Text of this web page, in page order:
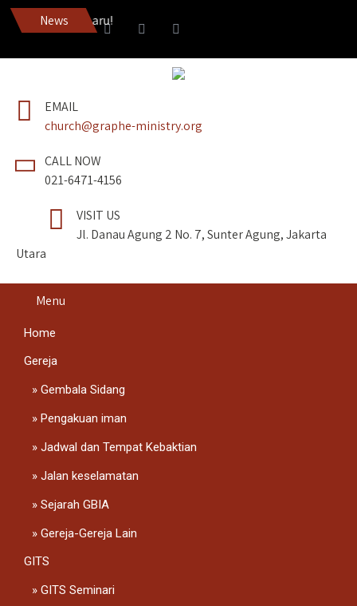
News
EMAIL
church@graphe-ministry.org
CALL NOW
021-6471-4156
VISIT US
Jl. Danau Agung 2 No. 7, Sunter Agung, Jakarta
Utara
Menu
Home
Gereja
Gembala Sidang
Pengakuan iman
Jadwal dan Tempat Kebaktian
Jalan keselamatan
Sejarah GBIA
Gereja-Gereja Lain
GITS
GITS Seminari